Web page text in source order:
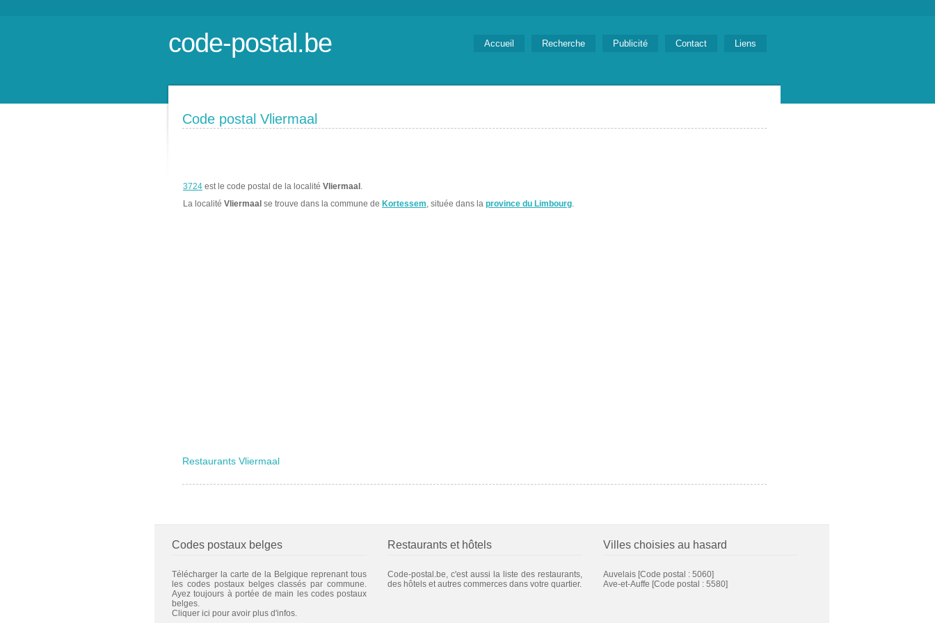
code-postal.be Accueil Recherche Publicité Contact Liens
Code postal Vliermaal
3724 est le code postal de la localité Vliermaal .
La localité Vliermaal se trouve dans la commune de Kortessem, située dans la province du Limbourg.
Restaurants Vliermaal
Codes postaux belges
Télécharger la carte de la Belgique reprenant tous
les codes postaux belges classés par commune.
Ayez toujours à portée de main les codes postaux
belges.
Cliquer ici pour avoir plus d'infos.
Restaurants et hôtels
Code-postal.be, c'est aussi la liste des restaurants,
des hôtels et autres commerces dans votre quartier.
Villes choisies au hasard
Auvelais [Code postal : 5060]
Ave-et-Auffe [Code postal : 5580]